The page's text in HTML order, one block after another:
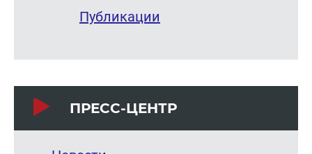
Публикации
ПРЕСС-ЦЕНТР